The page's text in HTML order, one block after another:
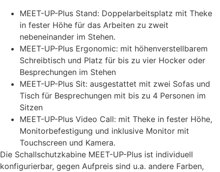
MEET-UP-Plus Stand: Doppelarbeitsplatz mit Theke
in fester Höhe für das Arbeiten zu zweit
nebeneinander im Stehen.
MEET-UP-Plus Ergonomic: mit höhenverstellbarem
Schreibtisch und Platz für bis zu vier Hocker oder
Besprechungen im Stehen
MEET-UP-Plus Sit: ausgestattet mit zwei Sofas und
Tisch für Besprechungen mit bis zu 4 Personen im
Sitzen
MEET-UP-Plus Video Call: mit Theke in fester Höhe,
Monitorbefestigung und inklusive Monitor mit
Touchscreen und Kamera.
Die Schallschutzkabine MEET-UP-Plus ist individuell
konfigurierbar, gegen Aufpreis sind u.a. andere Farben,